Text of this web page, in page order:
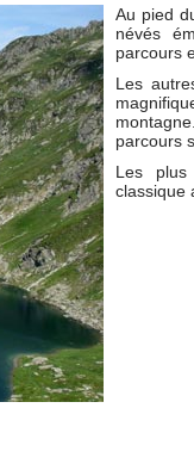
Au pied
névés
parcours
Les
parcours
Les plus
classique